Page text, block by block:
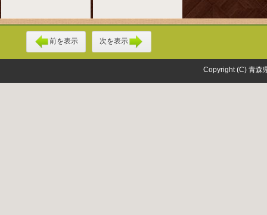
前を表示 次を表示
Copyright (C) 青森